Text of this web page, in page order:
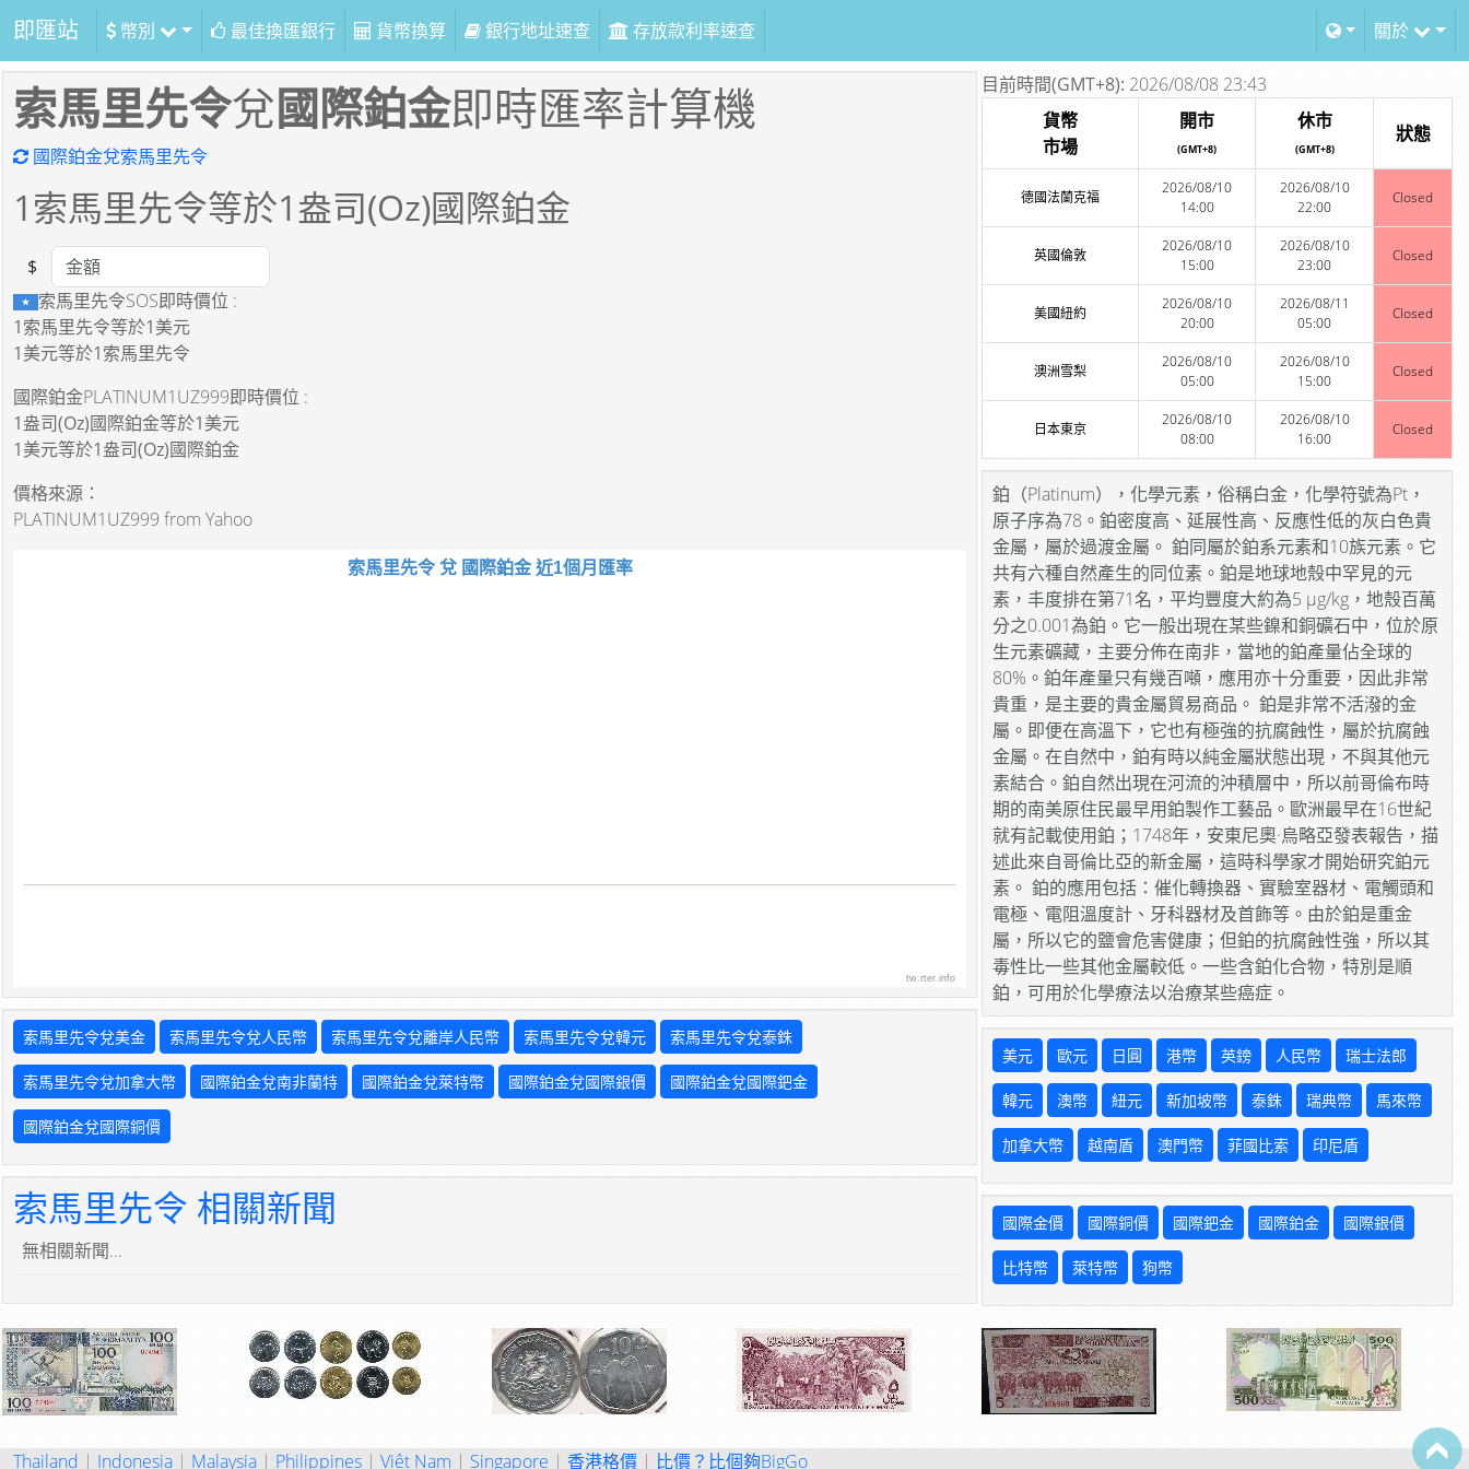
即匯站 幣別 最佳換匯銀行 貨幣換算 銀行地址速查 存放款利率速查 關於
索馬里先令兌國際鉑金即時匯率計算機
國際鉑金兌索馬里先令
1索馬里先令等於1盎司(Oz)國際鉑金
Amount
$
索馬里先令SOS即時價位 :
1索馬里先令等於1美元
1美元等於1索馬里先令
國際鉑金PLATINUM1UZ999即時價位 :
1盎司(Oz)國際鉑金等於1美元
1美元等於1盎司(Oz)國際鉑金
價格來源：
PLATINUM1UZ999 from Yahoo
索馬里先令 兌 國際鉑金 近1個月匯率
tw.rter.info
索馬里先令兌美金 索馬里先令兌人民幣 索馬里先令兌離岸人民幣 索馬里先令兌韓元 索馬里先令兌泰銖
索馬里先令兌加拿大幣 國際鉑金兌南非蘭特 國際鉑金兌萊特幣 國際鉑金兌國際銀價 國際鉑金兌國際鈀金
國際鉑金兌國際銅價
索馬里先令 相關新聞
無相關新聞...
目前時間(GMT+8): 2026/08/08 23:43
貨幣
市場
開市
(GMT+8)
休市
(GMT+8)
狀態
德國法蘭克福
2026/08/10
14:00
2026/08/10
22:00
Closed
英國倫敦
2026/08/10
15:00
2026/08/10
23:00
Closed
美國紐約
2026/08/10
20:00
2026/08/11
05:00
Closed
澳洲雪梨
2026/08/10
05:00
2026/08/10
15:00
Closed
日本東京
2026/08/10
08:00
2026/08/10
16:00
Closed
鉑（Platinum），化學元素，俗稱白金，化學符號為Pt，
原子序為78。鉑密度高、延展性高、反應性低的灰白色貴
金屬，屬於過渡金屬。 鉑同屬於鉑系元素和10族元素。它
共有六種自然產生的同位素。鉑是地球地殼中罕見的元
素，丰度排在第71名，平均豐度大約為5 μg/kg，地殼百萬
分之0.001為鉑。它一般出現在某些鎳和銅礦石中，位於原
生元素礦藏，主要分佈在南非，當地的鉑產量佔全球的
80%。鉑年產量只有幾百噸，應用亦十分重要，因此非常
貴重，是主要的貴金屬貿易商品。 鉑是非常不活潑的金
屬。即便在高溫下，它也有極強的抗腐蝕性，屬於抗腐蝕
金屬。在自然中，鉑有時以純金屬狀態出現，不與其他元
素結合。鉑自然出現在河流的沖積層中，所以前哥倫布時
期的南美原住民最早用鉑製作工藝品。歐洲最早在16世紀
就有記載使用鉑；1748年，安東尼奧·烏略亞發表報告，描
述此來自哥倫比亞的新金屬，這時科學家才開始研究鉑元
素。 鉑的應用包括：催化轉換器、實驗室器材、電觸頭和
電極、電阻溫度計、牙科器材及首飾等。由於鉑是重金
屬，所以它的鹽會危害健康；但鉑的抗腐蝕性強，所以其
毒性比一些其他金屬較低。一些含鉑化合物，特別是順
鉑，可用於化學療法以治療某些癌症。
美元 歐元 日圓 港幣 英鎊 人民幣 瑞士法郎
韓元 澳幣 紐元 新加坡幣 泰銖 瑞典幣 馬來幣
加拿大幣 越南盾 澳門幣 菲國比索 印尼盾
國際金價 國際銅價 國際鈀金 國際鉑金 國際銀價
比特幣 萊特幣 狗幣
Thailand | Indonesia | Malaysia | Philippines | Việt Nam | Singapore | 香港格價 | 比價？比個夠BigGo